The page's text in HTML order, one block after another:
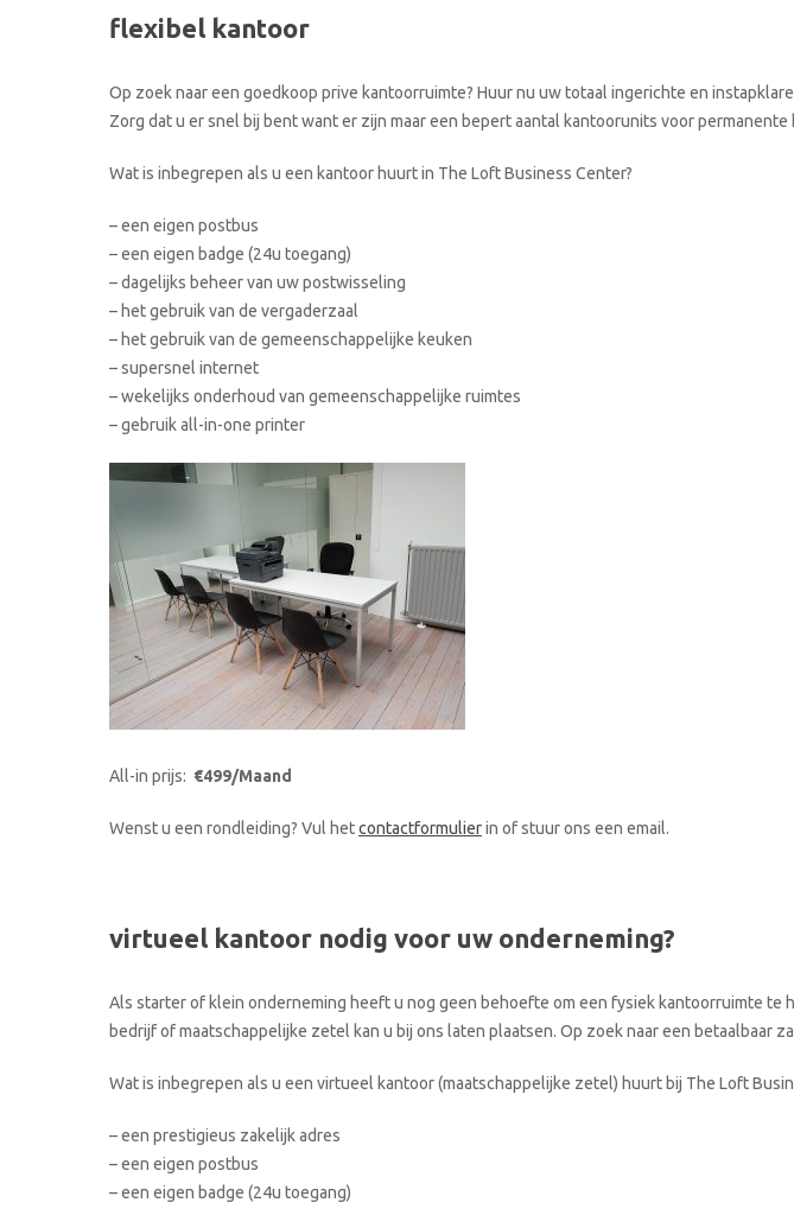
flexibel kantoor
Op zoek naar een goedkoop prive kantoorruimte? Huur nu uw totaal ingerichte en
Zorg dat u er snel bij bent want er zijn maar een bepert aantal kantoorunits voor permanente
Wat is inbegrepen als u een kantoor huurt in The Loft Business Center?
– een eigen postbus
– een eigen badge (24u toegang)
– dagelijks beheer van uw postwisseling
– het gebruik van de vergaderzaal
– het gebruik van de gemeenschappelijke keuken
– supersnel internet
– wekelijks onderhoud van gemeenschappelijke ruimtes
– gebruik all-in-one printer
All-in prijs: €499/Maand
Wenst u een rondleiding? Vul hetcontactformulierin of stuur ons een email.
virtueel kantoor nodig voor uw onderneming?
Als starter of klein onderneming heeft u nog geen behoefte om een fysiek kantoorruimte
bedrijf of maatschappelijke zetel kan u bij ons laten plaatsen. Op zoek naar een
Wat is inbegrepen als u een virtueel kantoor (maatschappelijke zetel) huurt bij The Loft
– een prestigieus zakelijk adres
– een eigen postbus
– een eigen badge (24u toegang)